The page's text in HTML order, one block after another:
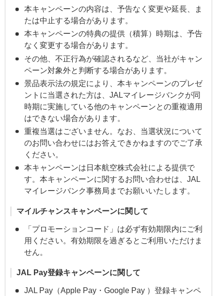
本キャンペーンの内容は、予告なく変更や延長、ま
たは中止する場合があります。
本キャンペーンの特典の提供（積算）時期は、予告
なく変更する場合があります。
その他、不正行為が確認されるなど、当社がキャン
ペーン対象外と判断する場合があります。
景品表示法の規定により、本キャンペーンのプレゼ
ントに当選された方は、JALマイレージバンクが同
時期に実施している他のキャンペーンとの重複適用
はできない場合があります。
重複当選はございません。なお、当選状況について
のお問い合わせにはお答えできかねますのでご了承
ください。
本キャンペーンは日本航空株式会社による提供で
す。本キャンペーンに関するお問い合わせは、JAL
マイレージバンク事務局までお願いいたします。
マイルチャンスキャンペーンに関して
「プロモーションコード」は必ず有効期限内にご利
用ください。有効期限を過ぎるとご利用いただけま
せん。
JAL Pay登録キャンペーンに関して
JAL Pay（Apple Pay・Google Pay ）登録キャンペ